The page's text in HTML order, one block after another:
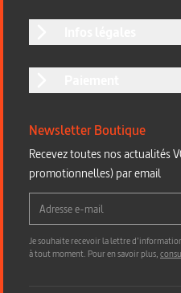
Newsletter Boutique
Recevez toutes nos actualités
promotionnelles) par email
Je souhaite recevoir la lettre
à tout moment. Pour en savoir plus,